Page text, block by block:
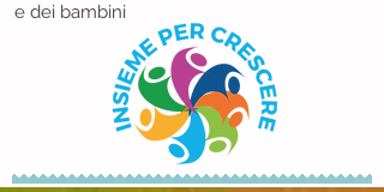
e dei bambini